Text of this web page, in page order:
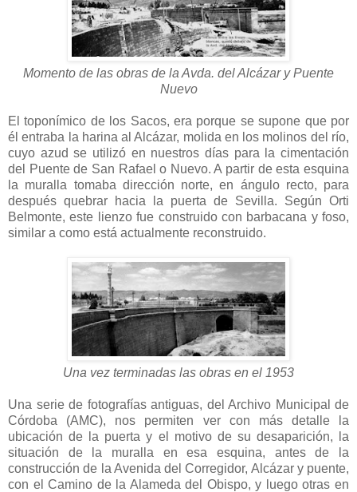
Momento de las obras de la Avda. del Alcázar y Puente
Nuevo
El toponímico de los Sacos, era porque se supone que por
él entraba la harina al Alcázar, molida en los molinos del río,
cuyo azud se utilizó en nuestros días para la cimentación
del Puente de San Rafael o Nuevo. A partir de esta esquina
la muralla tomaba dirección norte, en ángulo recto, para
después quebrar hacia la puerta de Sevilla. Según Orti
Belmonte, este lienzo fue construido con barbacana y foso,
similar a como está actualmente reconstruido.
Una vez terminadas las obras en el 1953
Una serie de fotografías antiguas, del Archivo Municipal de
Córdoba (AMC), nos permiten ver con más detalle la
ubicación de la puerta y el motivo de su desaparición, la
situación de la muralla en esa esquina, antes de la
construcción de la Avenida del Corregidor, Alcázar y puente,
con el Camino de la Alameda del Obispo, y luego otras en